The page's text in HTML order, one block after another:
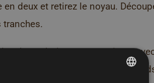
en deux et retirez le noyau.
en bois ou une assiette,
et de miel pour les plus